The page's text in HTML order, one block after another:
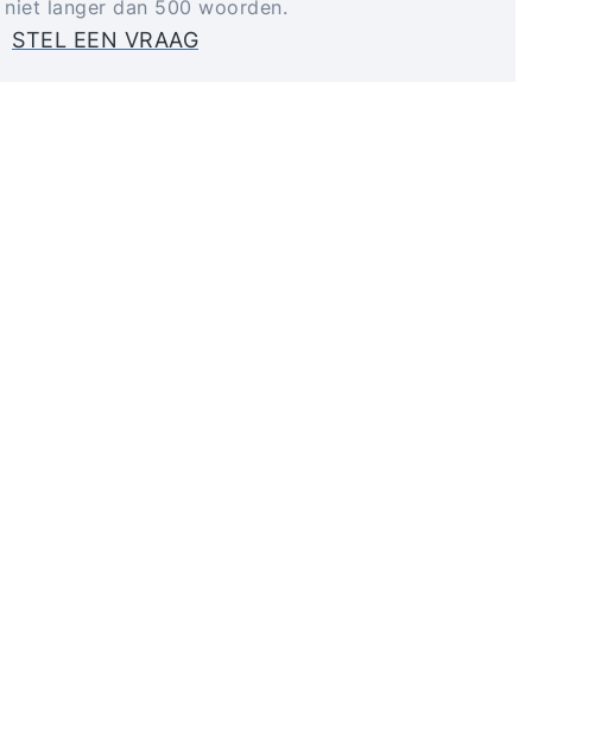
niet langer dan 500 woorden.
STEL EEN VRAAG